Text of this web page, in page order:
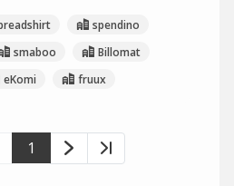
spendino
smaboo
Billomat
eKomi fruux
1